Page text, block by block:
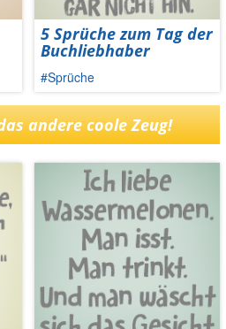
5 Sprüche zum Tag der
Buchliebhaber
#Sprüche
andere coole Zeug!